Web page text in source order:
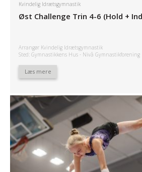
Kvindelig Idrætsgymnastik
Øst Challenge Trin 4-6 (Hold +
Arrangør Kvindelig Idrætsgymnastik
Sted: Gymnastikkens Hus - Nivå Gymnastikforening
Læs mere